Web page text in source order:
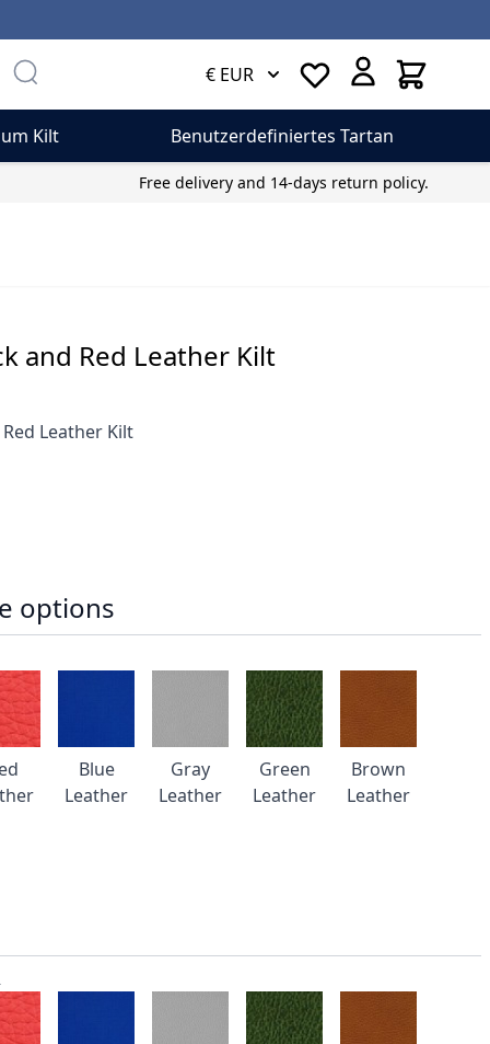
€ EUR Cart
Kilt Benutzerdefiniertes Tartan
Free delivery and 14-days return policy.
and Red Leather Kilt
Leather Kilt
options
Blue
Leather
Gray
Leather
Green
Leather
Brown
Leather